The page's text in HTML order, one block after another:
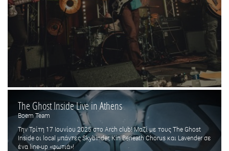
The Ghost Inside Live in Athens
Boem Team
Την Τρίτη 17 Ιουνίου 2025 στο Arch club! Μαζί με τους The Ghost
Inside οι local μπάντες Skybinder, Kin Beneath Chorus και Lavender σε
ένα line-up «φωτιά»!